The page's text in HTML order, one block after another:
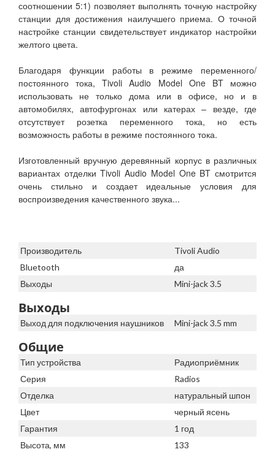
соотношении 5:1) позволяет выполнять точную настройку
станции для достижения наилучшего приема. О точной
настройке станции свидетельствует индикатор настройки
желтого цвета.
Благодаря функции работы в режиме переменного/
постоянного тока, Tivoli Audio Model One BT можно
использовать не только дома или в офисе, но и в
автомобилях, автофургонах или катерах – везде, где
отсутствует розетка переменного тока, но есть
возможность работы в режиме постоянного тока.
Изготовленный вручную деревянный корпус в различных
вариантах отделки Tivoli Audio Model One BT смотрится
очень стильно и создает идеальные условия для
воспроизведения качественного звука...
Производитель
Tivoli Audio
Bluetooth
да
Выходы
Mini-jack 3.5
Выходы
Выход для подключения наушников Mini-jack 3.5 mm
Общие
Тип устройства
Радиоприёмник
Серия
Radios
Отделка
натуральный шпон
Цвет
черный ясень
Гарантия
1 год
Высота, мм
133